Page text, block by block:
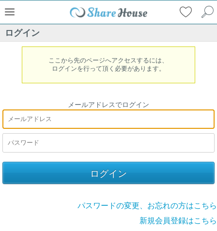
ログイン
ここから先のページへアクセスするには、
ログインを行って頂く必要があります。
メールアドレスでログイン
パスワードの変更、お忘れの方はこちら
新規会員登録はこちら